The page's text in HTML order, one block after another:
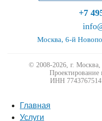
+7
Москва, 6-й
© 2008-2026, г. Москва,
Проектирование
ИНН
Главная
Услуги